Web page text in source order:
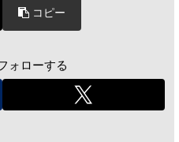
コピー
ォローする